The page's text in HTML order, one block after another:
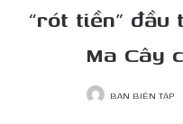
“rót tiền” đầu
Ma Cây
BAN BIÊN TẬP